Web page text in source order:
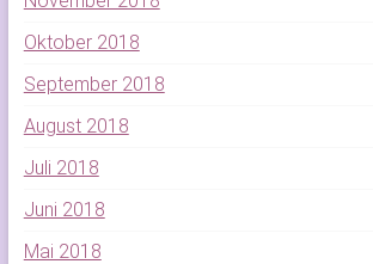
Oktober 2018
September 2018
August 2018
Juli 2018
Juni 2018
Mai 2018